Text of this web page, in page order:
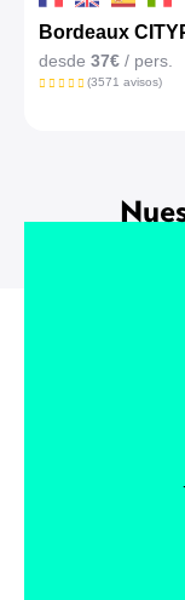
Bordeaux
desde 37€ / pers.
(3571 avisos)